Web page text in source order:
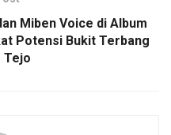
Miben Voice di Album
Potensi Bukit Terbang
Tejo